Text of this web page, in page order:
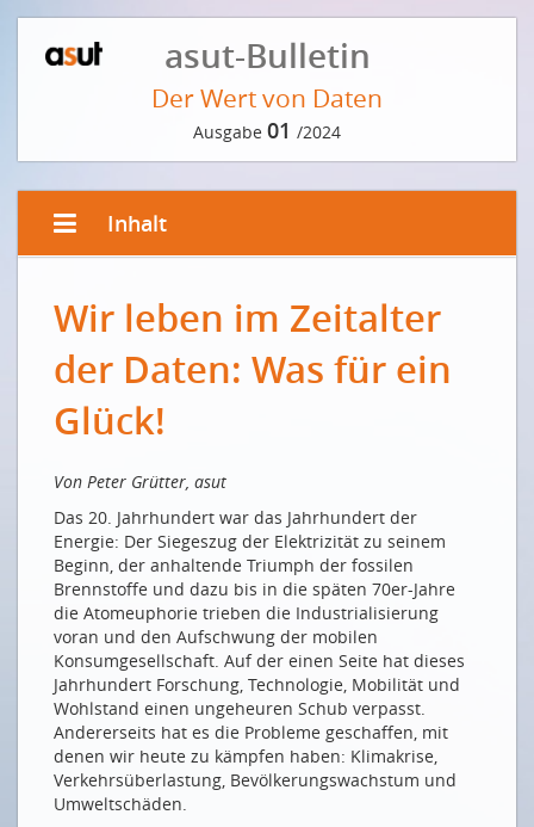
asut-Bulletin
Der Wert von Daten
Ausgabe 01 /2024
Inhalt
Wir leben im Zeitalter der Daten: Was für ein Glück!
Nous vivons à l'ère des données : Quelle chance !
Der wahre Wert von Daten
INTERVIEW MIT CHRISTOPH HEITZ
Wir alle sind immer noch auf Entdeckungsreise
On est tous encore en voyage de découverte
EIN SCHWEIZER DATENÖKOSYSTEM
Bundesrat schafft Grundlagen für Schweizer
Datenökosystem
Eine vertrauenswürdige AI für die Schweiz
Daten, Datensicherheit und das revidierte
Bundesgesetz über den Datenschutz
DER EUROPÄISCHE DATENMARKT
Wir leben im Zeitalter
der Daten: Was für ein
Glück!
Von Peter Grütter, asut
Das 20. Jahrhundert war das Jahrhundert der
Energie: Der Siegeszug der Elektrizität zu seinem
Beginn, der anhaltende Triumph der fossilen
Brennstoffe und dazu bis in die späten 70er-Jahre
die Atomeuphorie trieben die Industrialisierung
voran und den Aufschwung der mobilen
Konsumgesellschaft. Auf der einen Seite hat dieses
Jahrhundert Forschung, Technologie, Mobilität und
Wohlstand einen ungeheuren Schub verpasst.
Andererseits hat es die Probleme geschaffen, mit
denen wir heute zu kämpfen haben: Klimakrise,
Verkehrsüberlastung, Bevölkerungswachstum und
Umweltschäden.